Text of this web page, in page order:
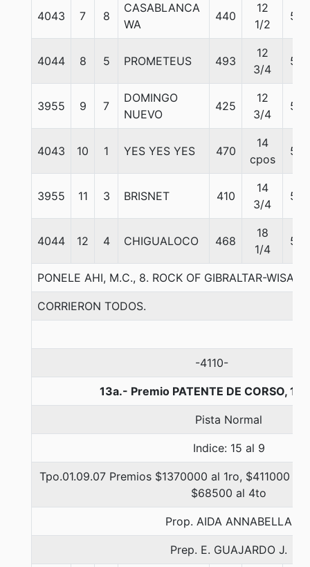
4043 7 8
CASABLANCA
WA
440
12
1/2
57
4044 8 5 PROMETEUS 493
12
3/4
55
3955 9 7
DOMINGO
NUEVO
425
12
3/4
55
4043 10 1 YES YES YES 470
14
cpos
56
3955 11 3 BRISNET 410
14
3/4
55
4044 12 4 CHIGUALOCO 468
18
1/4
54
PONELE AHI, M.C., 8. ROCK OF GIBRALTAR-
CORRIERON TODOS.
-4110-
13a.- Premio PATENTE DE CORSO,
Pista Normal
Indice: 15 al 9
Tpo.01.09.07 Premios $1370000 al 1ro, $411000
$68500 al 4to
Prop. AIDA ANNABELLA
Prep. E. GUAJARDO J.